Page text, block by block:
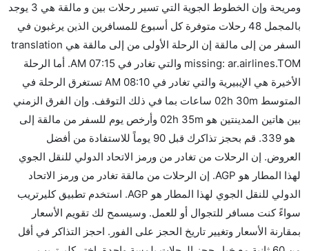
هل توفر شركات الطيران مساحة إضافية للنوم؟
كثير من خطوط طيران درجة رجال الأعمال توفر مساحة
إضافية للنوم.
هل يمكنني حمل طعامي الخاص؟
نعم، يمكنك حمل طعامك الخاص، و لكن يجب أن يكون معبئا
بشكل جيد.
هل سيقدم لي الكحول على متن رحلة من إلى مالقة؟
لا تقدم شركة الطيران الكحول على متن رحلة داخلية. يتم
تقديم الكحول على متن الرحلات الدولية فقط.
ما متوسط أسعار رحلة الدرجة الاقتصادية من إلى مالقة؟
AED 900. , خطوط فويلينغ الجوية, and الإيبيرية يوفرون
ومريحة وإن الخطوط الجوية التي تسير رحلات بين و مالقة هي 3 يوجد
بالمجمل 48 رحلات متوفرة كل أسبوع للمسافرين الذين يرغبون في
السفر من إلى مالقة إن الرحلة الأولى من إلى مالقة هي translation
missing: ar.airlines.TOM والتي تغادر في 07:15 AM. أما الرحلة
الأخيرة هي الإيبيرية والتي تغادر في 08:10 AM تستغرق الرحلة في
المتوسط 02h 30m ساعات بما في ذلك التوقف. وإن الفرق الزمني
بين هاتين المدينتين هو 02h 35m وأرخص يوم للسفر من مالقة إلى
هو 339. قم بحجز تذاكرك قبل 90 يوماً للاستفادة من أفضل
العروض. إن الرحلات من تغادر من ورمز الاتحاد الدولي للنقل الجوي
لهذا المطار هو AGP. إن الرحلات من مالقة تغادر من ورمز الاتحاد
الدولي للنقل الجوي لهذا المطار هو AGP. استخدم تطبيق كليرتريب
سواءً كنت مسافر للتجوال أو للعمل. وسيسمح لك تقويم الأسعار
بمقارنة الأسعار وتغيير تاريخ الحجز على الفور. احجز التذاكر في أقل